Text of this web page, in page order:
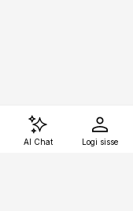
AI Chat Logi sisse